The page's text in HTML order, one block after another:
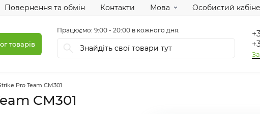
Повернення та обмін Контакти Мова Особистий
товарів
Працюємо: 9:00 - 20:00 в кожного дня.
Pro Team CM301
CM301